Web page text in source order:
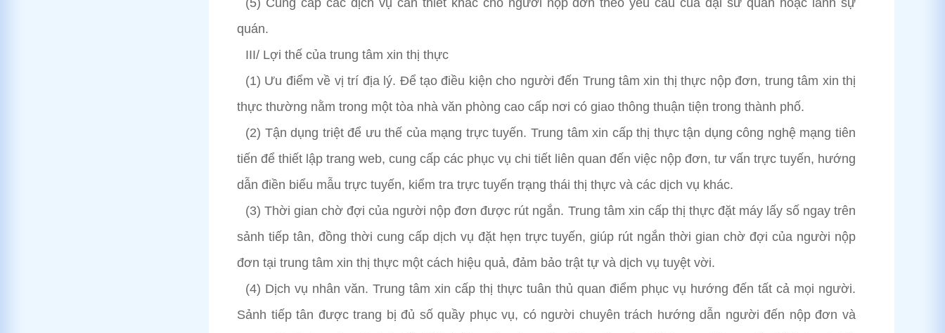
(5) Cung cấp các dịch vụ cần thiết khác cho người nộp đơn theo yêu cầu của đại sứ quán hoặc lãnh sự
quán.
III/ Lợi thế của trung tâm xin thị thực
(1) Ưu điểm về vị trí địa lý. Để tạo điều kiện cho người đến Trung tâm xin thị thực nộp đơn, trung tâm xin thị
thực thường nằm trong một tòa nhà văn phòng cao cấp nơi có giao thông thuận tiện trong thành phố.
(2) Tận dụng triệt để ưu thế của mạng trực tuyến. Trung tâm xin cấp thị thực tận dụng công nghệ mạng tiên
tiến để thiết lập trang web, cung cấp các phục vụ chi tiết liên quan đến việc nộp đơn, tư vấn trực tuyến, hướng
dẫn điền biểu mẫu trực tuyến, kiểm tra trực tuyến trạng thái thị thực và các dịch vụ khác.
(3) Thời gian chờ đợi của người nộp đơn được rút ngắn. Trung tâm xin cấp thị thực đặt máy lấy số ngay trên
sảnh tiếp tân, đồng thời cung cấp dịch vụ đặt hẹn trực tuyến, giúp rút ngắn thời gian chờ đợi của người nộp
đơn tại trung tâm xin thị thực một cách hiệu quả, đảm bảo trật tự và dịch vụ tuyệt vời.
(4) Dịch vụ nhân văn. Trung tâm xin cấp thị thực tuân thủ quan điểm phục vụ hướng đến tất cả mọi người.
Sảnh tiếp tân được trang bị đủ số quầy phục vụ, có người chuyên trách hướng dẫn người đến nộp đơn và